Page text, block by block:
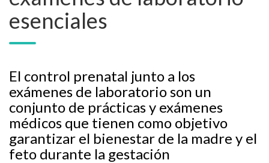
esenciales
El control prenatal junto a los
exámenes de laboratorio son un
conjunto de prácticas y exámenes
médicos que tienen como objetivo
garantizar el bienestar de la madre y el
feto durante la gestación